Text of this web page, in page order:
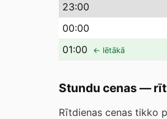
23:00
00:00
01:00 ← lētākā
Stundu cenas — rīt
Rītdienas cenas tikko